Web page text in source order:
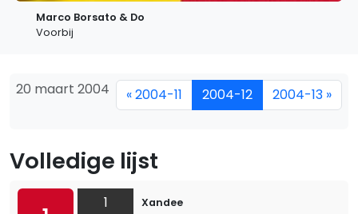
Marco Borsato & Do
Voorbij
20 maart 2004 « 2004-11 2004-12 2004-13 »
Volledige lijst
1
Xandee